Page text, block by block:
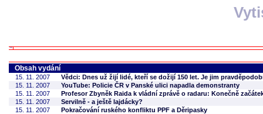
Obsah vydání
15. 11. 2007
Vědci: Dnes už žijí lidé, kteří se dožijí 150 let. Je jim
15. 11. 2007
YouTube: Policie ČR v Panské ulici napadla demonstranty
15. 11. 2007
Profesor Zbyněk Raida k vládní zprávě o radaru: Konečně
15. 11. 2007
Servilně - a ještě lajdácky?
15. 11. 2007
Pokračování ruského konfliktu PPF a Děripasky